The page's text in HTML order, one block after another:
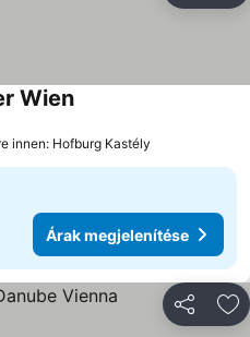
Wien
innen: Hofburg Kastély
Árak megjelenítése